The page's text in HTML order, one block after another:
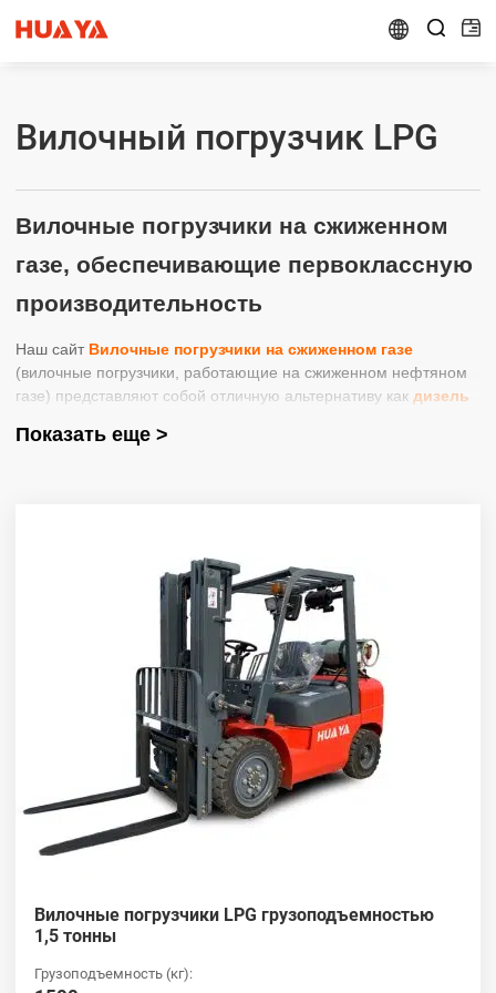
 
Вилочный погрузчик LPG
Вилочные погрузчики на сжиженном
газе, обеспечивающие первоклассную
производительность
Наш сайт Вилочные погрузчики на сжиженном газе
(вилочные погрузчики, работающие на сжиженном нефтяном
газе) представляют собой отличную альтернативу как дизель
для широкого спектра погрузочно-разгрузочных работ.
на сжиженном газе
Прежде всего, это финансовый вопрос. Первоначальные
затраты на вилочные погрузчики, работающие на сжиженном
газе, гораздо ниже, чем на электрические, поскольку нет
необходимости приобретать дорогостоящие аккумуляторы и
зарядные площадки. Отсеки для подзарядки также занимают
ценное пространство на вашем складе. Эксплуатация
погрузчиков на сжиженном газе обычно обходится дешевле,
чем дизельных погрузчиков.
ЭМИССИИ
складе, поэтому при работе с продуктами питания и текстилем
лучше выбрать сжиженный газ или электричество.
Показать еще >
Вилочные погрузчики LPG грузоподъемностью
1,5 тонны
Грузоподъемность (кг):